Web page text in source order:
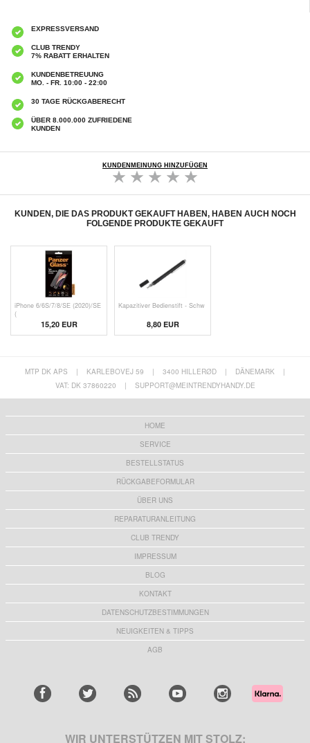
EXPRESSVERSAND
CLUB TRENDY
7% RABATT ERHALTEN
KUNDENBETREUUNG
MO. - FR. 10:00 - 22:00
30 TAGE RÜCKGABERECHT
ÜBER 8.000.000 ZUFRIEDENE
KUNDEN
KUNDENMEINUNG HINZUFÜGEN
KUNDEN, DIE DAS PRODUKT GEKAUFT HABEN, HABEN AUCH NOCH
FOLGENDE PRODUKTE GEKAUFT
iPhone 6/6S/7/8/SE (2020)/SE
(
15,20 EUR
Kapazitiver Bedienstift - Schw
8,80 EUR
MTP DK APS | KARLEBOVEJ 59 | 3400 HILLERØD | DÄNEMARK
|
VAT: DK 37860220
| SUPPORT@MEINTRENDYHANDY.DE
HOME
SERVICE
BESTELLSTATUS
RÜCKGABEFORMULAR
ÜBER UNS
REPARATURANLEITUNG
CLUB TRENDY
IMPRESSUM
BLOG
KONTAKT
DATENSCHUTZBESTIMMUNGEN
NEUIGKEITEN & TIPPS
AGB
WIR UNTERSTÜTZEN MIT STOLZ: